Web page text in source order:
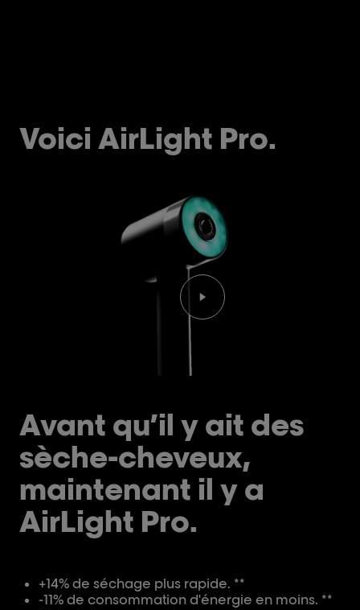
Voici AirLight Pro.
Lancer la vidéo Lecteur
Avant qu’il y ait des
sèche-cheveux,
maintenant il y a
AirLight Pro.
+14% de séchage plus rapide. **
-11% de consommation d'énergie en moins. **